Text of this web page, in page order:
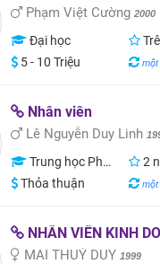
Phạm Việt Cường 2000
Đại học
5 - 10 Triệu
Nhân viên
Lê Nguyễn Duy Linh
Trung học Phổ thông
2
Thỏa thuận
NHÂN VIÊN KINH
MAI THUÝ DUY 1999